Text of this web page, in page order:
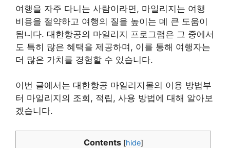
여행을 자주 다니는 사람이라면, 마일리지는 여행
비용을 절약하고 여행의 질을 높이는 데 큰 도움이
됩니다. 대한항공의 마일리지 프로그램은 그 중에서
도 특히 많은 혜택을 제공하며, 이를 통해 여행자는
더 많은 가치를 경험할 수 있습니다.
이번 글에서는 대한항공 마일리지몰의 이용 방법부
터 마일리지의 조회, 적립, 사용 방법에 대해 알아보
겠습니다.
Contents [hide]